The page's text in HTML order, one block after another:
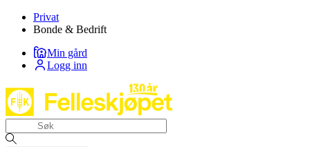
Privat
Bonde & Bedrift
Min gård
Logg inn